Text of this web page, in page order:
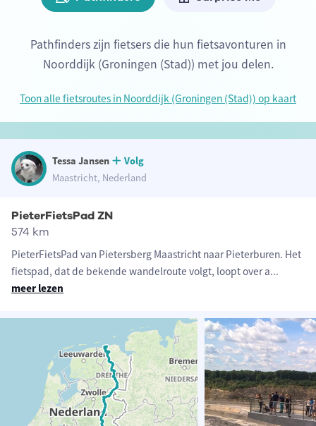
Pathfinders zijn fietsers die hun fietsavonturen in
Noorddijk (Groningen (Stad)) met jou delen.
Toon alle fietsroutes in Noorddijk (Groningen (Stad)) op kaart
Tessa Jansen
Volg
Maastricht, Nederland
PieterFietsPad ZN
574 km
PieterFietsPad van Pietersberg Maastricht naar Pieterburen. Het
fietspad, dat de bekende wandelroute volgt, loopt over a...
meer lezen